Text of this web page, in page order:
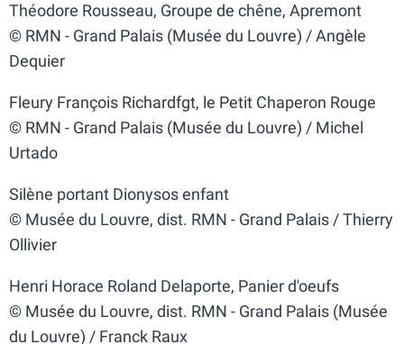
Théodore Rousseau, Groupe de chêne, Apremont
© RMN - Grand Palais (Musée du Louvre) / Angèle
Dequier
Fleury François Richardfgt, le Petit Chaperon Rouge
© RMN - Grand Palais (Musée du Louvre) / Michel
Urtado
Silène portant Dionysos enfant
© Musée du Louvre, dist. RMN - Grand Palais / Thierry
Ollivier
Henri Horace Roland Delaporte, Panier d'oeufs
© Musée du Louvre, dist. RMN - Grand Palais (Musée
du Louvre) / Franck Raux